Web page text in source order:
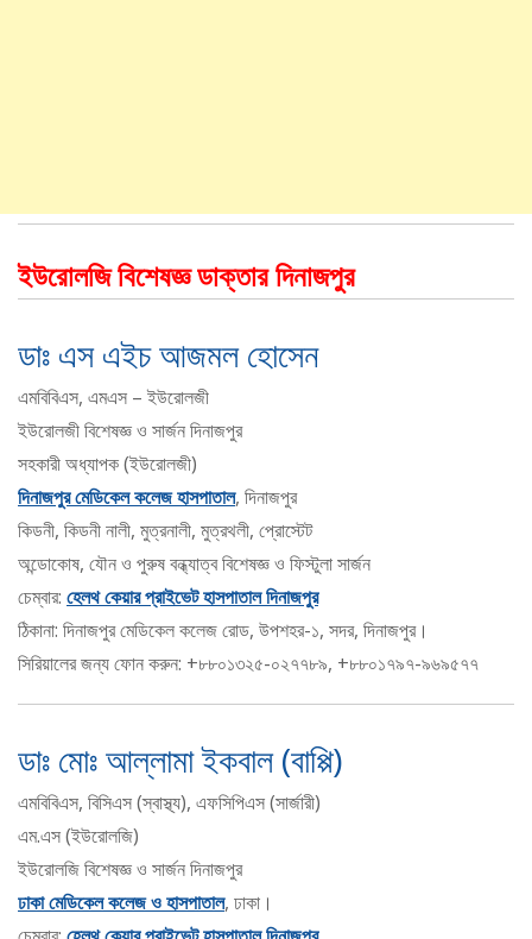
ইউরোলজি বিশেষজ্ঞ ডাক্তার দিনাজপুর
ডাঃ এস এইচ আজমল হোসেন
এমবিবিএস, এমএস – ইউরোলজী
ইউরোলজী বিশেষজ্ঞ ও সার্জন দিনাজপুর
সহকারী অধ্যাপক (ইউরোলজী)
দিনাজপুর মেডিকেল কলেজ হাসপাতাল, দিনাজপুর
কিডনী, কিডনী নালী, মুত্রনালী, মুত্রথলী, প্রোস্টেট
অন্ডোকোষ, যৌন ও পুরুষ বন্ধ্যাত্ব বিশেষজ্ঞ ও ফিস্টুলা সার্জন
চেম্বার: হেলথ কেয়ার প্রাইভেট হাসপাতাল দিনাজপুর
ঠিকানা: দিনাজপুর মেডিকেল কলেজ রোড, উপশহর-১, সদর, দিনাজপুর।
সিরিয়ালের জন্য ফোন করুন: +৮৮০১৩২৫-০২৭৭৮৯, +৮৮০১৭৯৭-৯৬৯৫৭৭
ডাঃ মোঃ আল্লামা ইকবাল (বাপ্পি)
এমবিবিএস, বিসিএস (স্বাস্থ্য), এফসিপিএস (সার্জারী)
এম.এস (ইউরোলজি)
ইউরোলজি বিশেষজ্ঞ ও সার্জন দিনাজপুর
ঢাকা মেডিকেল কলেজ ও হাসপাতাল, ঢাকা।